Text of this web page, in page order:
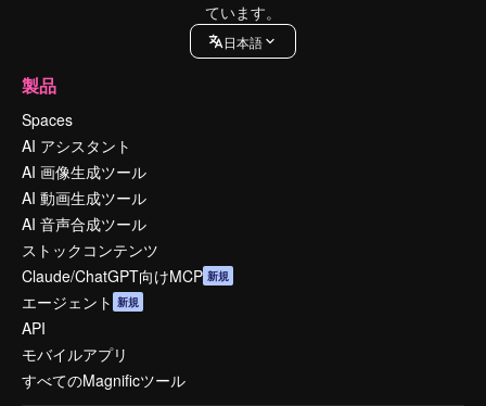
ています。
日本語
製品
Spaces
AI アシスタント
AI 画像生成ツール
AI 動画生成ツール
AI 音声合成ツール
ストックコンテンツ
Claude/ChatGPT向けMCP 新規
エージェント 新規
API
モバイルアプリ
すべてのMagnificツール